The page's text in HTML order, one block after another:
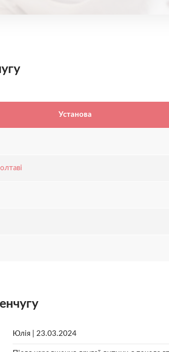
Установа
Юлія | 23.03.2024